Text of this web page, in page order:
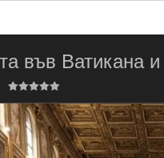
във Ватикана